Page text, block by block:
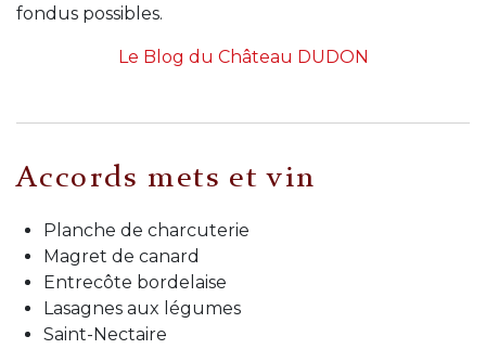
fondus possibles.
Le Blog du Château DUDON
Accords mets et vin
Planche de charcuterie
Magret de canard
Entrecôte bordelaise
Lasagnes aux légumes
Saint-Nectaire